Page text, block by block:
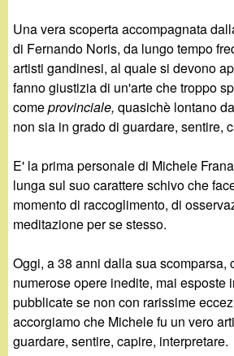
Una vera scoperta accompagnata
di Fernando Noris, da lungo tempo
artisti gandinesi, al quale si devono
fanno giustizia di un'arte che troppo
comeprovinciale,quasichè lontano
non sia in grado di guardare, sentire,
E' la prima personale di Michele
lunga sul suo carattere schivo che
momento di raccoglimento, di
meditazione per se stesso.
Oggi, a 38 anni dalla sua scomparsa,
numerose opere inedite, mai esposte
pubblicate se non con rarissime
accorgiamo che Michele fu un vero
guardare, sentire, capire, interpretare.